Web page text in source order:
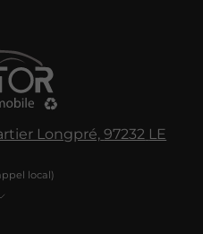
Longpré, 97232 LE